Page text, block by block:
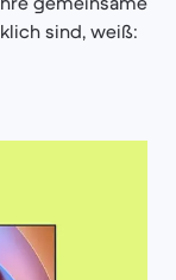
sind, weiß: